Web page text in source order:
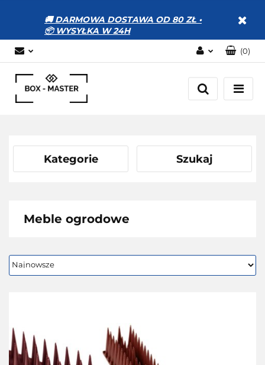
🚚 DARMOWA DOSTAWA OD 80 ZŁ •
📦 WYSYŁKA W 24H
Zaloguj się
Zarejestruj się
(0)
Kategorie Szukaj
Meble ogrodowe